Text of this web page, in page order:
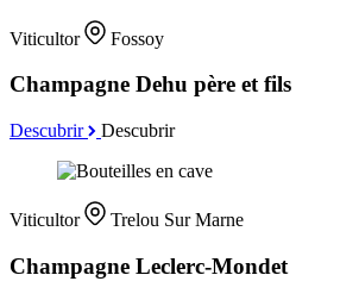
Viticultor Fossoy
Champagne Dehu père et fils
Descubrir Descubrir
Viticultor Trelou Sur Marne
Champagne Leclerc-Mondet